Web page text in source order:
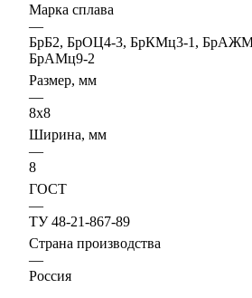
Марка сплава
—
БрБ2, БрОЦ4-3, БрКМц3-1,
БрАМц9-2
Размер, мм
—
8х8
Ширина, мм
—
8
ГОСТ
—
ТУ 48-21-867-89
Страна производства
—
Россия